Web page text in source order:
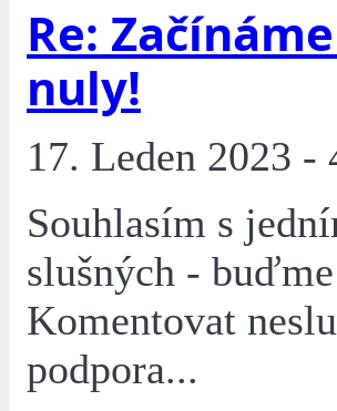
Re:
nuly!
17. Leden 2023 -
Souhlasím s
slušných -
Komentovat
podpora...